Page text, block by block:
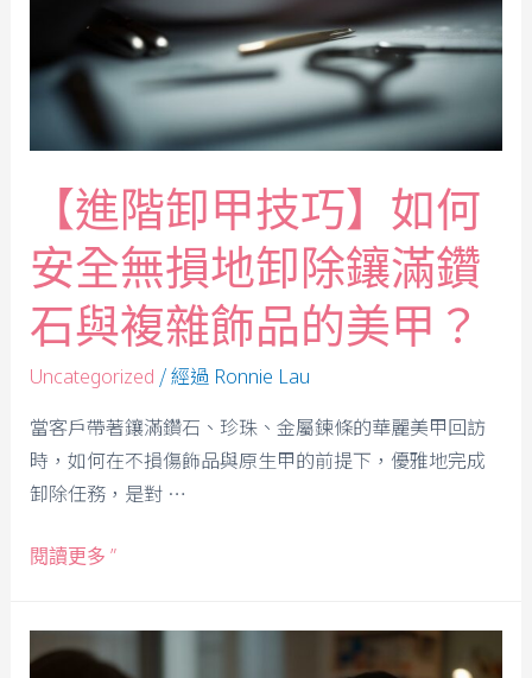
【進階卸甲技巧】如何
安全無損地卸除鑲滿鑽
石與複雜飾品的美甲？
Uncategorized / 經過 Ronnie Lau
當客戶帶著鑲滿鑽石、珍珠、金屬鍊條的華麗美甲回訪
時，如何在不損傷飾品與原生甲的前提下，優雅地完成
卸除任務，是對 …
閱讀更多 ”